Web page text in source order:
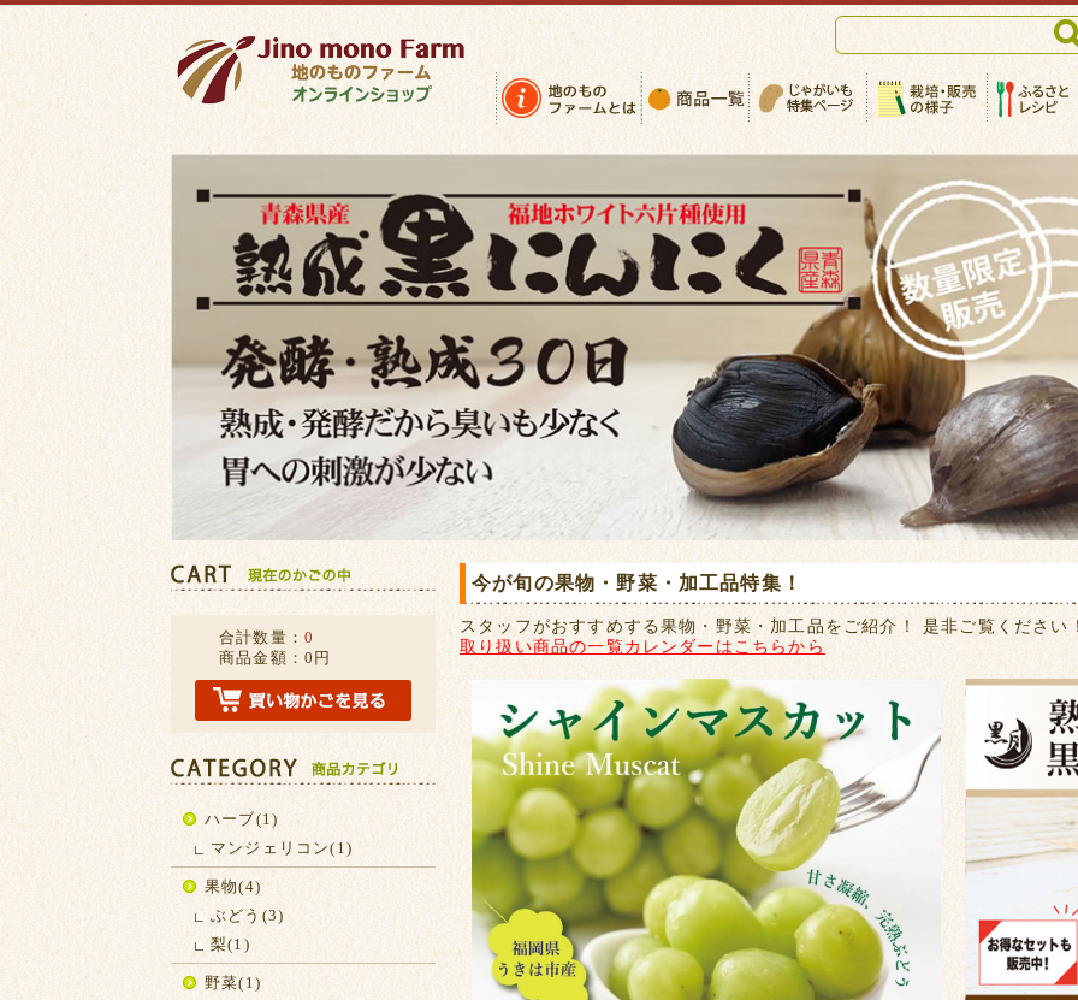
今が旬の果物・野菜・加工品特集！
スタッフがおすすめする果物・野菜・加工品をご紹介！ 是非ご覧ください
取り扱い商品の一覧カレンダーはこちらから
合計数量： 0
商品金額： 0円
ハーブ(1)
マンジェリコン(1)
果物(4)
ぶどう(3)
梨(1)
野菜(1)